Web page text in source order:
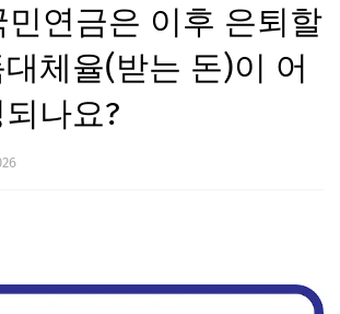
민연금은 이후 은퇴할
체율(받는 돈)이 어
나요?